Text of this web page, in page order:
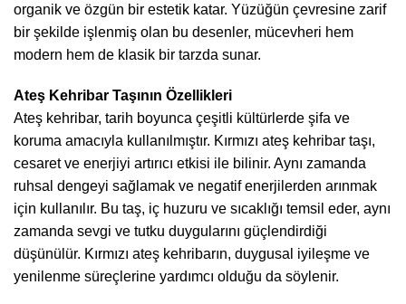
organik ve özgün bir estetik katar. Yüzüğün çevresine zarif
bir şekilde işlenmiş olan bu desenler, mücevheri hem
modern hem de klasik bir tarzda sunar.
Ateş Kehribar Taşının Özellikleri
Ateş kehribar, tarih boyunca çeşitli kültürlerde şifa ve
koruma amacıyla kullanılmıştır. Kırmızı ateş kehribar taşı,
cesaret ve enerjiyi artırıcı etkisi ile bilinir. Aynı zamanda
ruhsal dengeyi sağlamak ve negatif enerjilerden arınmak
için kullanılır. Bu taş, iç huzuru ve sıcaklığı temsil eder, aynı
zamanda sevgi ve tutku duygularını güçlendirdiği
düşünülür. Kırmızı ateş kehribarın, duygusal iyileşme ve
yenilenme süreçlerine yardımcı olduğu da söylenir.